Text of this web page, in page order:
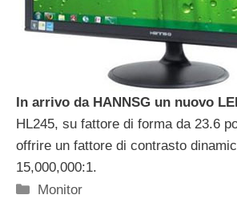
In arrivo da HANNSG un nuovo
HL245, su fattore di forma da 23.6
offrire un fattore di contrasto
15,000,000:1.
Categorie
Monitor